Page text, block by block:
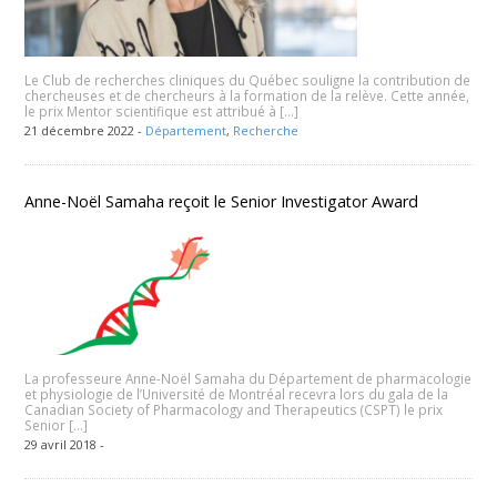
Le Club de recherches cliniques du Québec souligne la contribution de
chercheuses et de chercheurs à la formation de la relève. Cette année,
le prix Mentor scientifique est attribué à […]
21 décembre 2022 - Département, Recherche
Anne-Noël Samaha reçoit le Senior Investigator Award
La professeure Anne-Noël Samaha du Département de pharmacologie
et physiologie de l’Université de Montréal recevra lors du gala de la
Canadian Society of Pharmacology and Therapeutics (CSPT) le prix
Senior […]
29 avril 2018 -